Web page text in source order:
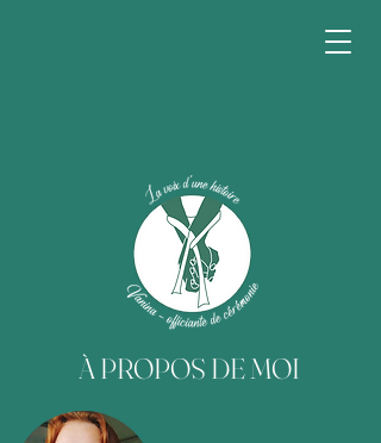
À PROPOS DE MOI